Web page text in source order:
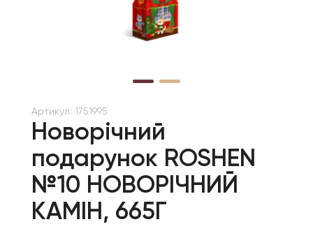
Артикул: 1751995
Новорічний
подарунок ROSHEN
№10 НОВОРІЧНИЙ
КАМІН, 665Г